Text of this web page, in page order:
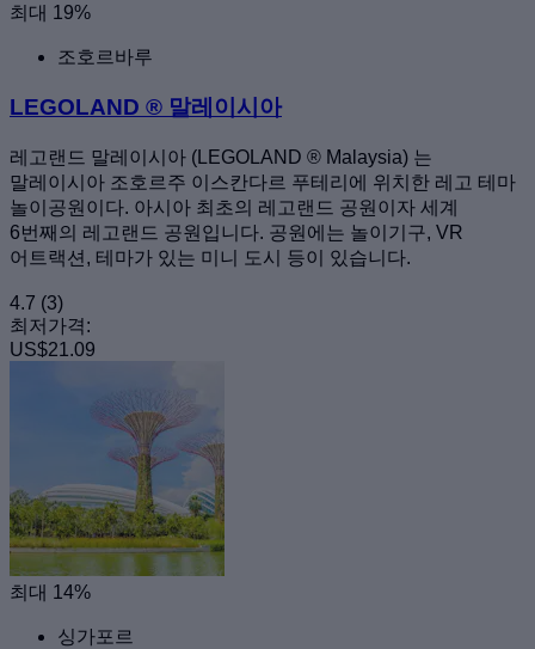
최대 19%
조호르바루
LEGOLAND ® 말레이시아
레고랜드 말레이시아 (LEGOLAND ® Malaysia) 는
말레이시아 조호르주 이스칸다르 푸테리에 위치한 레고 테마
놀이공원이다. 아시아 최초의 레고랜드 공원이자 세계
6번째의 레고랜드 공원입니다. 공원에는 놀이기구, VR
어트랙션, 테마가 있는 미니 도시 등이 있습니다.
4.7 (3)
최저가격:
US$21.09
최대 14%
싱가포르